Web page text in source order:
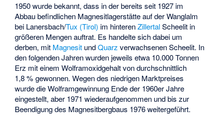
1950 wurde bekannt, dass in der bereits seit 1927 im
Abbau befindlichen Magnesitlagerstätte auf der Wanglalm
bei Lanersbach/Tux (Tirol) im hinterenZillertalScheelit in
größeren Mengen auftrat. Es handelte sich dabei um
derben, mit Magnesit undQuarz verwachsenen Scheelit. In
den folgenden Jahren wurden jeweils etwa 10.000 Tonnen
Erz mit einem Wolframoxidgehalt von durchschnittlich
1,8 % gewonnen. Wegen des niedrigen Marktpreises
wurde die Wolframgewinnung Ende der 1960er Jahre
eingestellt, aber 1971 wiederaufgenommen und bis zur
Beendigung des Magnesitbergbaus 1976 weitergeführt.